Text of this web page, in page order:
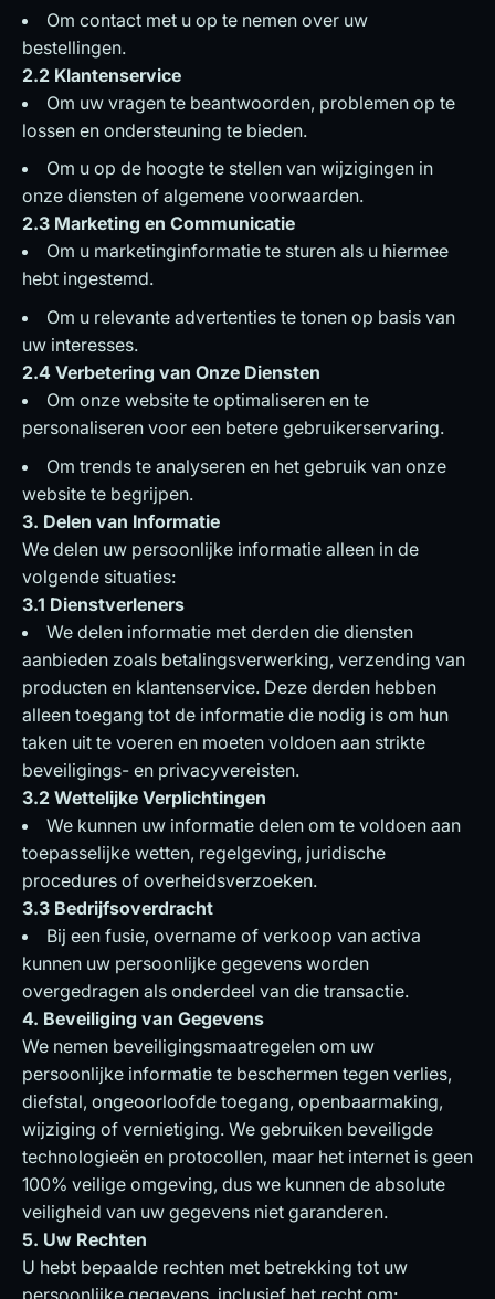
Om contact met u op te nemen over uw
bestellingen.
2.2 Klantenservice
Om uw vragen te beantwoorden, problemen op te
lossen en ondersteuning te bieden.
Om u op de hoogte te stellen van wijzigingen in
onze diensten of algemene voorwaarden.
2.3 Marketing en Communicatie
Om u marketinginformatie te sturen als u hiermee
hebt ingestemd.
Om u relevante advertenties te tonen op basis van
uw interesses.
2.4 Verbetering van Onze Diensten
Om onze website te optimaliseren en te
personaliseren voor een betere gebruikerservaring.
Om trends te analyseren en het gebruik van onze
website te begrijpen.
3. Delen van Informatie
We delen uw persoonlijke informatie alleen in de
volgende situaties:
3.1 Dienstverleners
We delen informatie met derden die diensten
aanbieden zoals betalingsverwerking, verzending van
producten en klantenservice. Deze derden hebben
alleen toegang tot de informatie die nodig is om hun
taken uit te voeren en moeten voldoen aan strikte
beveiligings- en privacyvereisten.
3.2 Wettelijke Verplichtingen
We kunnen uw informatie delen om te voldoen aan
toepasselijke wetten, regelgeving, juridische
procedures of overheidsverzoeken.
3.3 Bedrijfsoverdracht
Bij een fusie, overname of verkoop van activa
kunnen uw persoonlijke gegevens worden
overgedragen als onderdeel van die transactie.
4. Beveiliging van Gegevens
We nemen beveiligingsmaatregelen om uw
persoonlijke informatie te beschermen tegen verlies,
diefstal, ongeoorloofde toegang, openbaarmaking,
wijziging of vernietiging. We gebruiken beveiligde
technologieën en protocollen, maar het internet is geen
100% veilige omgeving, dus we kunnen de absolute
veiligheid van uw gegevens niet garanderen.
5. Uw Rechten
U hebt bepaalde rechten met betrekking tot uw
persoonlijke gegevens, inclusief het recht om: